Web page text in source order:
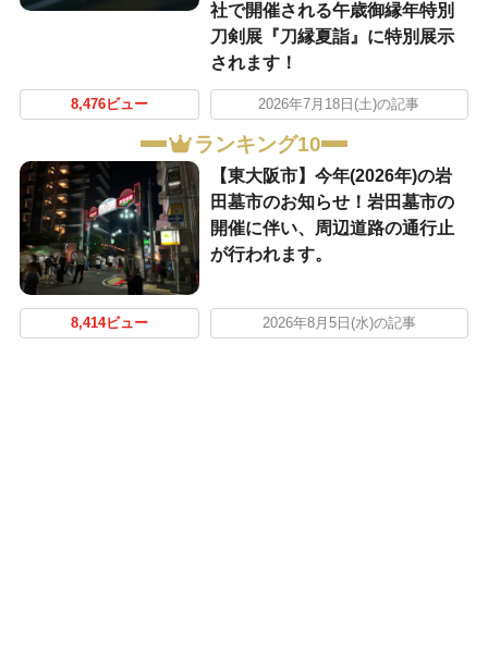
社で開催される午歳御縁年特別
刀剣展『刀縁夏詣』に特別展示
されます！
8,476ビュー 2026年7月18日(土)の記事
ランキング10
【東大阪市】今年(2026年)の岩
田墓市のお知らせ！岩田墓市の
開催に伴い、周辺道路の通行止
が行われます。
8,414ビュー 2026年8月5日(水)の記事